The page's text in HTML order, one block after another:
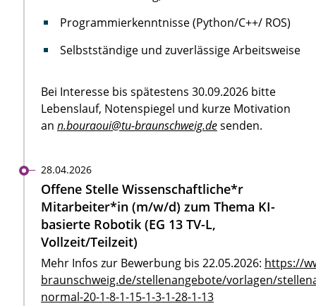
Programmierkenntnisse (Python/C++/ ROS)
Selbstständige und zuverlässige Arbeitsweise
Bei Interesse bis spätestens 30.09.2026 bitte
Lebenslauf, Notenspiegel und kurze Motivation
an n.bouraoui@tu-braunschweig.desenden.
28.04.2026
Offene Stelle Wissenschaftliche*r
Mitarbeiter*in (m/w/d) zum Thema KI-
basierte Robotik (EG 13 TV-L,
Vollzeit/Teilzeit)
Mehr Infos zur Bewerbung bis 22.05.2026: https://
braunschweig.de/stellenangebote/vorlagen/
normal-20-1-8-1-15-1-3-1-28-1-13